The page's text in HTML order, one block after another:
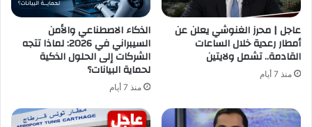
عاجل | محرز الغنوشي يعلن عن
أمطار رعدية خلال الساعات
القادمة.. تشمل ولايتين
منذ 7 أيام
الذكاء الاصطناعي والأمن
السيبراني في 2026: لماذا تتجه
الشركات إلى الحلول الذكية
لحماية البيانات؟
منذ 7 أيام